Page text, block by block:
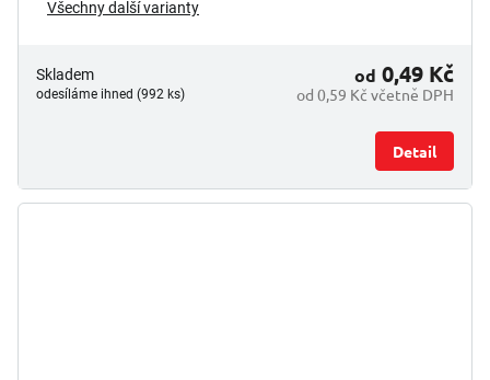
Všechny další varianty
Skladem
odesíláme ihned (992 ks) od 0,59 Kč včetně DPH
od 0,49 Kč
Detail